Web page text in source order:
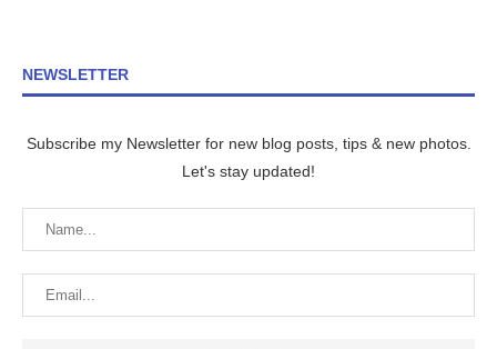
NEWSLETTER
Subscribe my Newsletter for new blog posts, tips & new photos.
Let's stay updated!